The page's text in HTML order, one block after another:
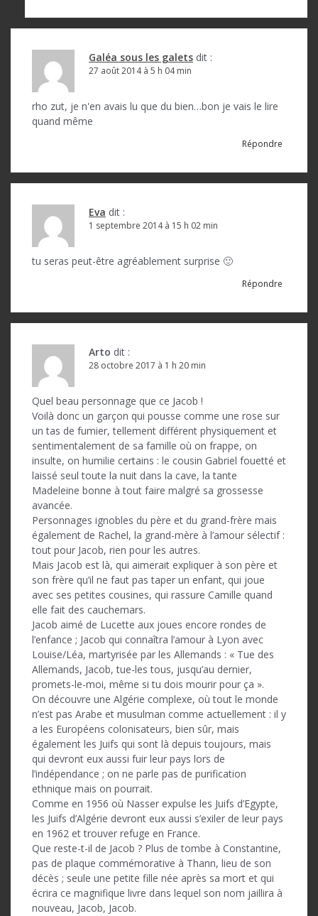
Galéa sous les galets dit :
27 août 2014 à 5 h 04 min
rho zut, je n'en avais lu que du bien…bon je vais le lire
quand même
Répondre
Eva dit :
1 septembre 2014 à 15 h 02 min
tu seras peut-être agréablement surprise 🙂
Répondre
Arto dit :
28 octobre 2017 à 1 h 20 min
Quel beau personnage que ce Jacob !
Voilà donc un garçon qui pousse comme une rose sur
un tas de fumier, tellement différent physiquement et
sentimentalement de sa famille où on frappe, on
insulte, on humilie certains : le cousin Gabriel fouetté et
laissé seul toute la nuit dans la cave, la tante
Madeleine bonne à tout faire malgré sa grossesse
avancée.
Personnages ignobles du père et du grand-frère mais
également de Rachel, la grand-mère à l’amour sélectif :
tout pour Jacob, rien pour les autres.
Mais Jacob est là, qui aimerait expliquer à son père et
son frère qu’il ne faut pas taper un enfant, qui joue
avec ses petites cousines, qui rassure Camille quand
elle fait des cauchemars.
Jacob aimé de Lucette aux joues encore rondes de
l’enfance ; Jacob qui connaîtra l’amour à Lyon avec
Louise/Léa, martyrisée par les Allemands : « Tue des
Allemands, Jacob, tue-les tous, jusqu’au dernier,
promets-le-moi, même si tu dois mourir pour ça ».
On découvre une Algérie complexe, où tout le monde
n’est pas Arabe et musulman comme actuellement : il y
a les Européens colonisateurs, bien sûr, mais
également les Juifs qui sont là depuis toujours, mais
qui devront eux aussi fuir leur pays lors de
l’indépendance ; on ne parle pas de purification
ethnique mais on pourrait.
Comme en 1956 où Nasser expulse les Juifs d’Egypte,
les Juifs d’Algérie devront eux aussi s’exiler de leur pays
en 1962 et trouver refuge en France.
Que reste-t-il de Jacob ? Plus de tombe à Constantine,
pas de plaque commémorative à Thann, lieu de son
décès ; seule une petite fille née après sa mort et qui
écrira ce magnifique livre dans lequel son nom jaillira à
nouveau, Jacob, Jacob.